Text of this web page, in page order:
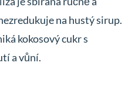
na hustý sirup.
kokosový cukr s
a vůní.